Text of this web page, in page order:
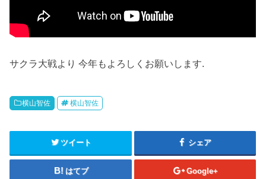
サクラ大戦より 今年もよろしくお願いします.
横山智佐 横山智佐
ツイート シェア
はてブ Google+